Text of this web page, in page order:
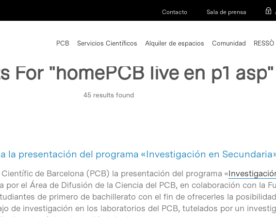
Contacto Sala de prensa
PCB Servicios Científicos Alquiler de espacios Comunidad RESSÒ
For "homePCB live en p1 asp"
45 results found
la presentación del programa «Investigación en
de Barcelona (PCB) la presentación del programa «
por el Área de Difusión de la Ciencia del PCB, en colaboración con la
de primero de bachillerato con el fin de ofrecerles la
de investigación en los laboratorios del PCB, tutelados por un